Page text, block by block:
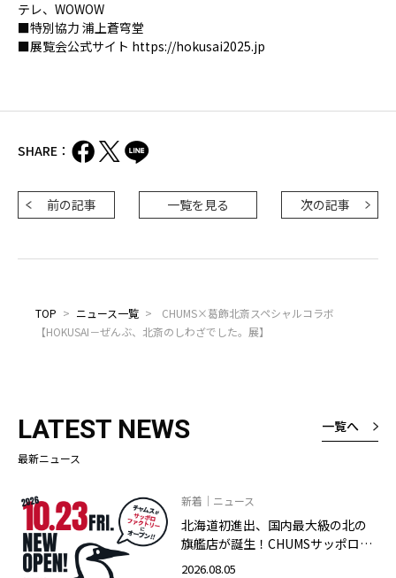
テレ、WOWOW
■特別協⼒ 浦上蒼穹堂
■展覧会公式サイト https://hokusai2025.jp
SHARE：
前の記事 一覧を見る 次の記事
TOP > ニュース一覧 >
CHUMS×葛飾北斎スペシャルコラボ
【HOKUSAI－ぜんぶ、北斎のしわざでした。展】
LATEST NEWS
最新ニュース
一覧へ
新着｜ニュース
北海道初進出、国内最大級の北の
旗艦店が誕生！CHUMSサッポロフ
ァクトリー店 2026年10月23日
2026.08.05